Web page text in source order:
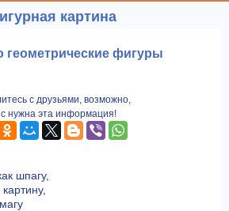
картина
геометрические фигуры
с друзьями, возможно,
нужна эта информация!
шпагу,